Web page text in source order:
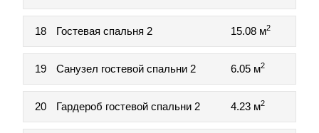
18 Гостевая спальня 2 15.08 м2
19 Санузел гостевой спальни 2 6.05 м2
20 Гардероб гостевой спальни 2 4.23 м2